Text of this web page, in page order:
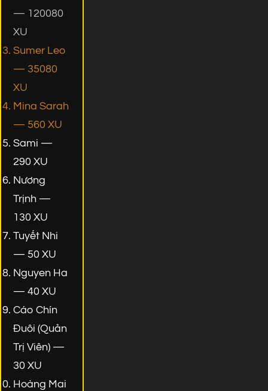
— 120080
XU
Sumer Leo
— 35080
XU
Mina Sarah
— 560 XU
Sami —
290 XU
Nương
Trịnh —
130 XU
Tuyết Nhi
— 50 XU
Nguyen Ha
— 40 XU
Cáo Chín
Đuôi (Quản
Trị Viên) —
30 XU
Hoàng Mai